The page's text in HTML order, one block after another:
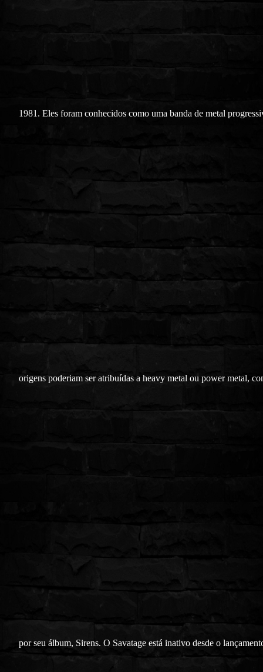
1981. Eles foram conhecidos como uma banda de metal
origens poderiam ser atribuídas a heavy metal ou power metal,
por seu álbum, Sirens. O Savatage está inativo desde o